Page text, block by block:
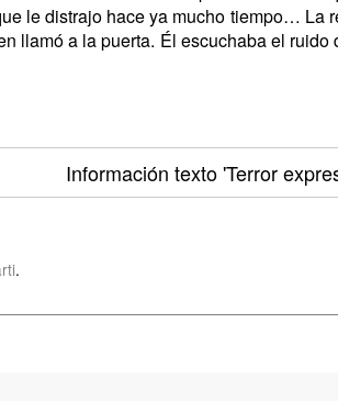
le distrajo hace ya mucho tiempo… La
llamó a la puerta. Él escuchaba el
Información texto'Terror
.